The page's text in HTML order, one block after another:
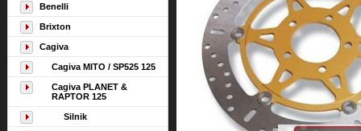
Benelli
Brixton
Cagiva
Cagiva MITO / SP525 125
Cagiva PLANET &
RAPTOR 125
Silnik